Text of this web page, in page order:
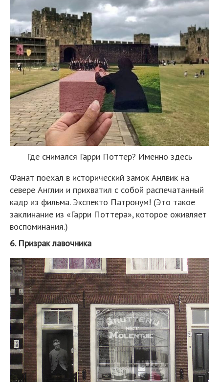
Где снимался Гарри Поттер? Именно здесь
Фанат поехал в исторический замок Анлвик на
севере Англии и прихватил с собой распечатанный
кадр из фильма. Экспекто Патронум! (Это такое
заклинание из «Гарри Поттера», которое оживляет
воспоминания.)
6. Призрак лавочника